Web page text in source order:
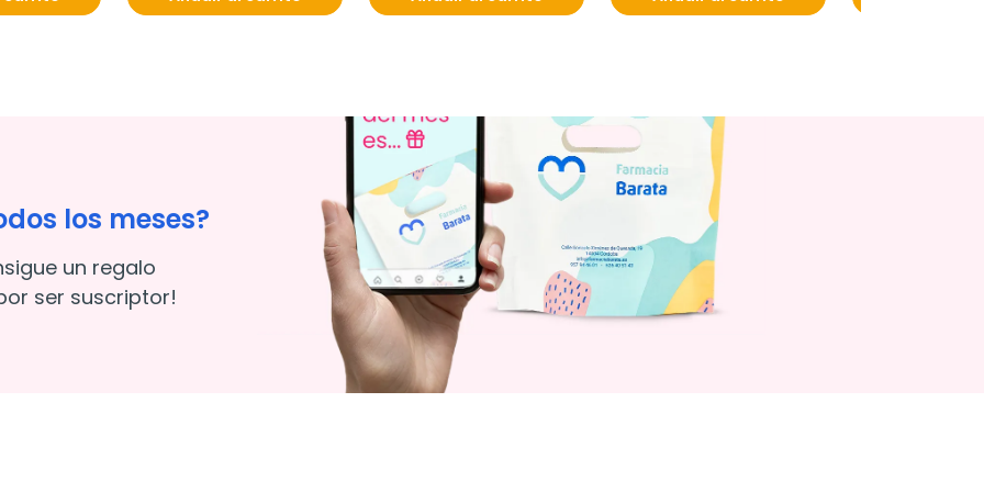
los meses?
un regalo
ser suscriptor!